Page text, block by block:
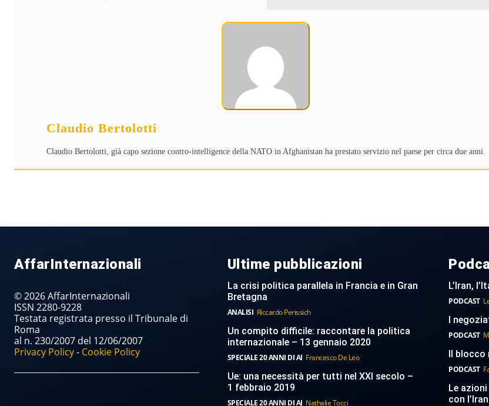
Claudio Bertolotti
Claudio Bertolotti, già capo sezione contro-intelligence della NATO in Afghanistan ha prestato servizio nel paese per circa due anni.
AffarInternazionali
© 2026 AffarInternazionali
ISSN 2280-9228
Testata registrata presso il Tribunale di
Roma
al n. 230/2007 del 12/06/2007
Privacy Policy- Cookie Policy
Ultime pubblicazioni
La crisi politica parallela in Francia e in Gran
Bretagna
ANALISI Riccardo Perissich
Un compito difficile: raccontare la politica
internazionale – 13 gennaio 2020
SPECIALE 20 ANNI DI AI Francesco De Leo
Ue: una necessità per tutti nel XXI secolo –
1 febbraio 2019
SPECIALE 20 ANNI DI AI Nathalie Tocci
L’Iran,
PODCAST
I
PODCAST
Il
PODCAST
Le
con l’Iran